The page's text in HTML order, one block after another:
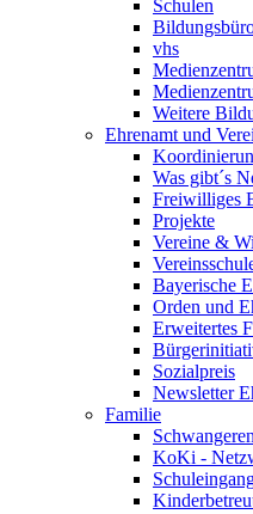
Schulen
vhs
Weitere
Ehrenamt und
Was gibt´s
Freiwilliges
Projekte
Vereine &
Bayerische
Orden und
Erweitertes
Sozialpreis
Newsletter
Familie
KoKi -